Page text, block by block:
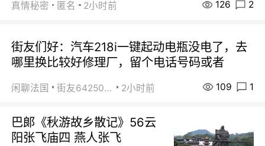
真情秘密 匿名 2小时前 126 2
街友们好：汽车218i一键起动电瓶没电了，去
哪里换比较好修理厂，留个电话号码或者
闲聊法国 街友64250024 2小时前 109 1
巴郞《秋游故乡散记》56云
阳张飞庙四 燕人张飞